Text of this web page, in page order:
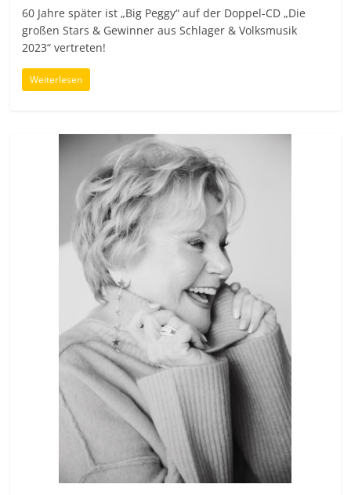
60 Jahre später ist „Big Peggy“ auf der Doppel-CD „Die
großen Stars & Gewinner aus Schlager & Volksmusik
2023“ vertreten!
Weiterlesen